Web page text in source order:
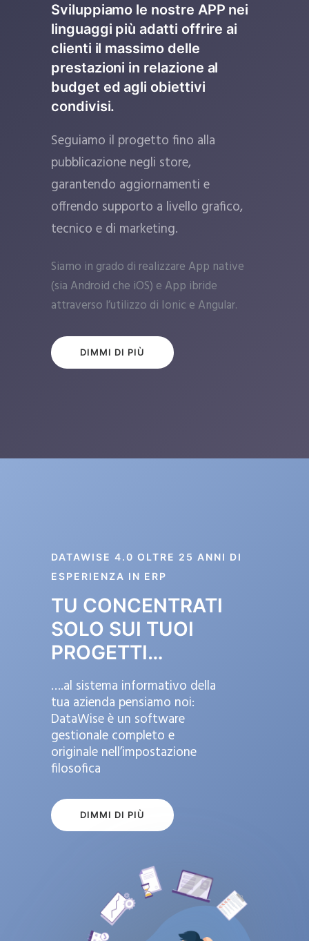
Sviluppiamo le nostre APP nei
linguaggi più adatti offrire ai
clienti il massimo delle
prestazioni in relazione al
budget ed agli obiettivi
condivisi.
Seguiamo il progetto fino alla
pubblicazione negli store,
garantendo aggiornamenti e
offrendo supporto a livello grafico,
tecnico e di marketing.
Siamo in grado di realizzare App native
(sia Android che iOS) e App ibride
attraverso l’utilizzo di Ionic e Angular.
DIMMI DI PIÙ
DATAWISE 4.0 OLTRE 25 ANNI DI
ESPERIENZA IN ERP
TU CONCENTRATI
SOLO SUI TUOI
PROGETTI…
….al sistema informativo della
tua azienda pensiamo noi:
DataWise è un software
gestionale completo e
originale nell’impostazione
filosofica
DIMMI DI PIÙ